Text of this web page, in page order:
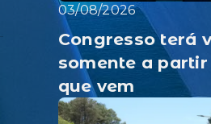
03/08/2026
Congresso terá
somente a
que vem